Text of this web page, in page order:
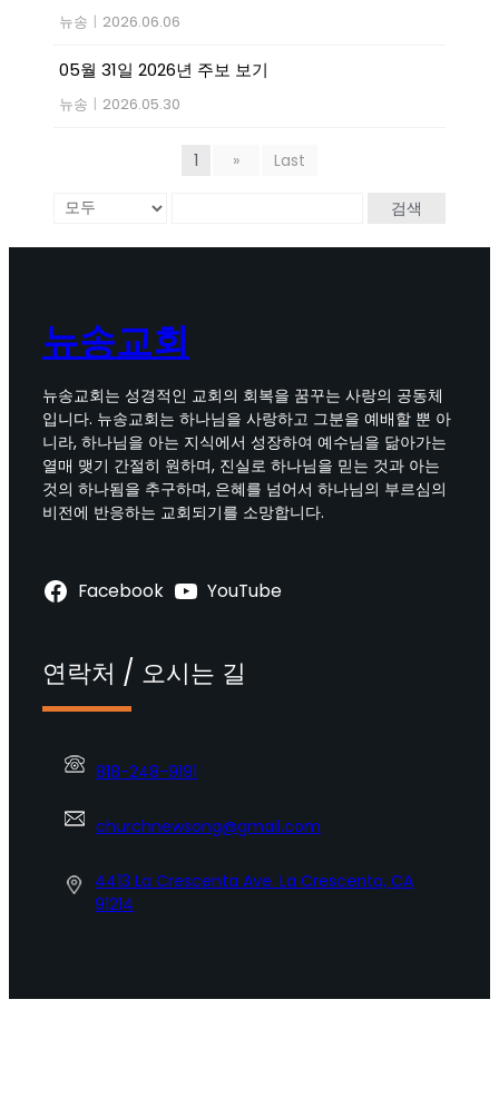
뉴송 | 2026.06.06
05월 31일 2026년 주보 보기
뉴송 | 2026.05.30
1 » Last
검색
뉴송교회
뉴송교회는 성경적인 교회의 회복을 꿈꾸는 사랑의 공동체
입니다. 뉴송교회는 하나님을 사랑하고 그분을 예배할 뿐 아
니라, 하나님을 아는 지식에서 성장하여 예수님을 닮아가는
열매 맺기 간절히 원하며, 진실로 하나님을 믿는 것과 아는
것의 하나됨을 추구하며, 은혜를 넘어서 하나님의 부르심의
비전에 반응하는 교회되기를 소망합니다.
Facebook YouTube
연락처 / 오시는 길
818-248-9191
churchnewsong@gmail.com
4413 La Crescenta Ave. La Crescenta, CA
91214